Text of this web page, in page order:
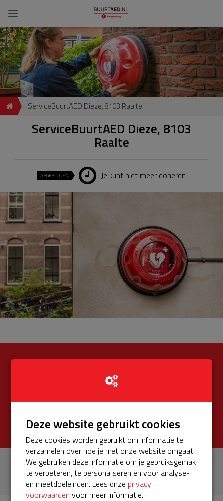
ServiceBuurtAED Dieze, 8103 Raalte
ServiceBuurtAED Dieze, 8103
Raalte
AFGESLOTEN Je kunt niet meer doneren
€ 200Opgehaald
van totaal € 575 (34%)
€ 200
Univé Buurtfonds
1
donatie
Deze website gebruikt cookies
Deze cookies worden gebruikt om informatie te
verzamelen over hoe je met onze website omgaat.
We gebruiken deze informatie om je gebruiksgemak
te verbeteren, te personaliseren en voor analyse-
en meetdoeleinden. Lees onze privacy
voorwaarden voor meer informatie.